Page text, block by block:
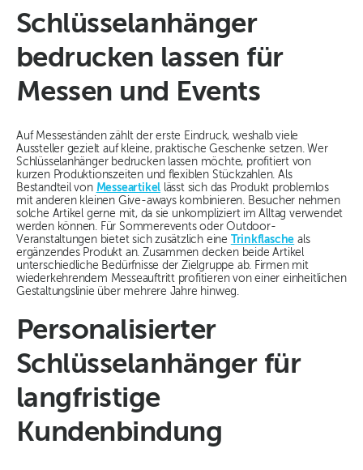
Schlüsselanhänger
bedrucken lassen für
Messen und Events
Auf Messeständen zählt der erste Eindruck, weshalb viele
Aussteller gezielt auf kleine, praktische Geschenke setzen. Wer
Schlüsselanhänger bedrucken lassen möchte, profitiert von
kurzen Produktionszeiten und flexiblen Stückzahlen. Als
Bestandteil von Messeartikel lässt sich das Produkt problemlos
mit anderen kleinen Give-aways kombinieren. Besucher nehmen
solche Artikel gerne mit, da sie unkompliziert im Alltag verwendet
werden können. Für Sommerevents oder Outdoor-
Veranstaltungen bietet sich zusätzlich eine
Trinkflasche als
ergänzendes Produkt an. Zusammen decken beide Artikel
unterschiedliche Bedürfnisse der Zielgruppe ab. Firmen mit
wiederkehrendem Messeauftritt profitieren von einer einheitlichen
Gestaltungslinie über mehrere Jahre hinweg.
Personalisierter
Schlüsselanhänger für
langfristige
Kundenbindung